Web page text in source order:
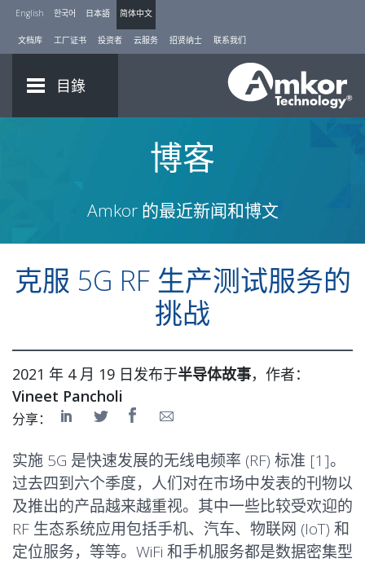
English 한국어 日本語 简体中文
文档库 工厂证书 投资者 云服务 招贤纳士 联系我们
目錄
博客
Amkor 的最近新闻和博文
克服 5G RF 生产测试服务的
挑战
2021 年 4 月 19 日发布于半导体故事，作者：
Vineet Pancholi
分享：
实施 5G 是快速发展的无线电频率 (RF) 标准 [1]。
过去四到六个季度，人们对在市场中发表的刊物以
及推出的产品越来越重视。其中一些比较受欢迎的
RF 生态系统应用包括手机、汽车、物联网 (IoT) 和
定位服务，等等。WiFi 和手机服务都是数据密集型